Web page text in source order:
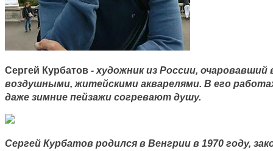
Сергей Курбатов - художник из России,
воздушными, житейскими акварелями. В его
даже зимние пейзажи согревают душу.
Сергей Курбатов родился в Венгрии в 1970 году,